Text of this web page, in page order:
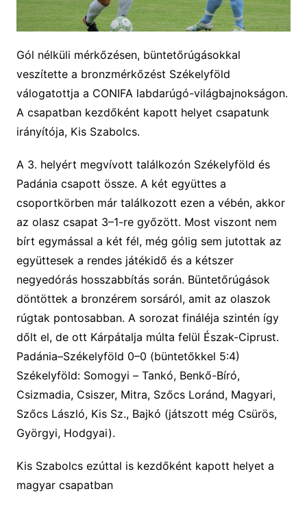
Gól nélküli mérkőzésen, büntetőrúgásokkal
veszítette a bronzmérkőzést Székelyföld
válogatottja a CONIFA labdarúgó-világbajnokságon.
A csapatban kezdőként kapott helyet csapatunk
irányítója, Kis Szabolcs.
A 3. helyért megvívott találkozónSzékelyföld és
Padánia csapott össze. A két együttes a
csoportkörben már találkozott ezen a vébén, akkor
az olasz csapat 3–1-re győzött. Most viszont nem
bírt egymással a két fél, még gólig sem jutottak az
együttesek a rendes játékidő és a kétszer
negyedórás hosszabbítás során. Büntetőrúgások
döntöttek a bronzérem sorsáról, amit az olaszok
rúgtak pontosabban. A sorozat fináléja szintén így
dőlt el, de ott Kárpátalja múlta felül Észak-Ciprust.
Padánia–Székelyföld 0–0 (büntetőkkel 5:4)
Székelyföld: Somogyi –Tankó, Benkő-Bíró,
Csizmadia, Csiszer, Mitra, Szőcs Loránd, Magyari,
Szőcs László, Kis Sz., Bajkó (játszott még Csürös,
Györgyi, Hodgyai).
Kis Szabolcs ezúttal is kezdőként kapott helyet a
magyar csapatban